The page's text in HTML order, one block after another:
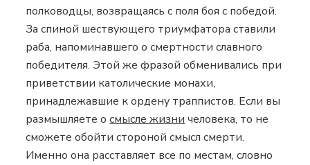
полководцы, возвращаясь с поля боя с победой.
За спиной шествующего триумфатора ставили
раба, напоминавшего о смертности славного
победителя. Этой же фразой обменивались при
приветствии католические монахи,
принадлежавшие к ордену траппистов. Если вы
размышляете осмысле жизни человека, то не
сможете обойти стороной смысл смерти.
Именно она расставляет все по местам, словно